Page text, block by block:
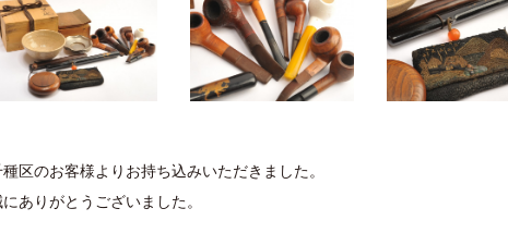
種区のお客様よりお持ち込みいただきました。
ありがとうございました。